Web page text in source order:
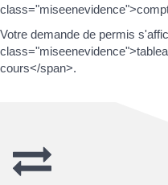
Votre demande de permis
cours</span>.